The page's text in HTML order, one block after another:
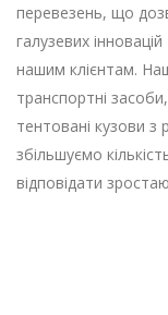
перевезень, що
галузевих
нашим клієнтам. Наш
транспортні
тентовані кузови
збільшуємо
відповідати